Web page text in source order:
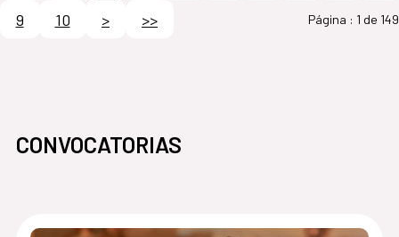
9
10 > >> Página : 1 de 149
CONVOCATORIAS